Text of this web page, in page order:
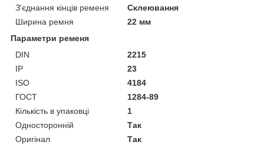
З'єднання кінців ременя
Склеювання
Ширина ремня
22 мм
Параметри ременя
DIN
2215
IP
23
ISO
4184
ГОСТ
1284-89
Кількість в упаковці
1
Односторонній
Так
Оригінал
Так